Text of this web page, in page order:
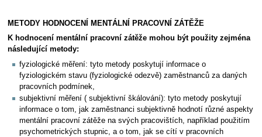
METODY HODNOCENÍ MENTÁLNÍ PRACOVNÍ ZÁTĚŽE
K hodnocení mentální pracovní zátěže mohou být použity zejména
následující metody:
fyziologické měření: tyto metody poskytují informace o
fyziologickém stavu (fyziologické odezvě) zaměstnanců za daných
pracovních podmínek,
subjektivní měření ( subjektivní škálování): tyto metody poskytují
informace o tom, jak zaměstnanci subjektivně hodnotí různé aspekty
mentální pracovní zátěže na svých pracovištích, například použitím
psychometrických stupnic, a o tom, jak se cítí v pracovních